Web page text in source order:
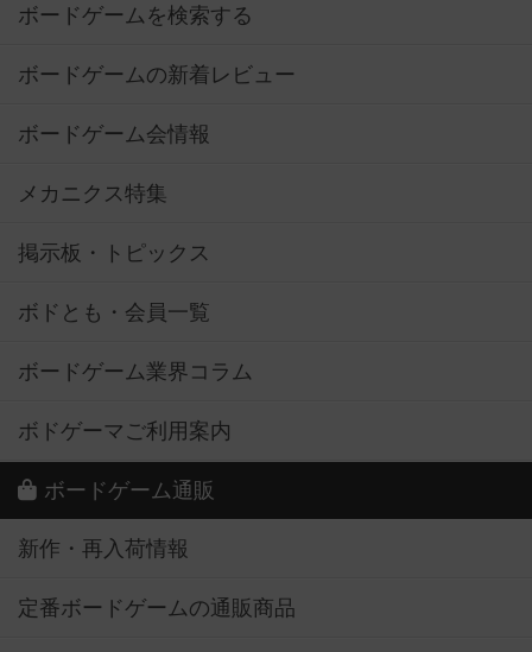
ボードゲームを検索する
ボードゲームの新着レビュー
ボードゲーム会情報
メカニクス特集
掲示板・トピックス
ボドとも・会員一覧
ボードゲーム業界コラム
ボドゲーマご利用案内
ボードゲーム通販
新作・再入荷情報
定番ボードゲームの通販商品